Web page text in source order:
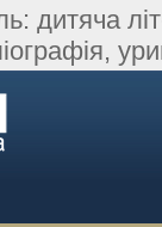
дитяча